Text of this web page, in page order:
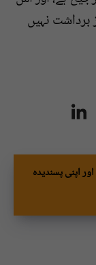
نہیں
اپنی پسندیدہ